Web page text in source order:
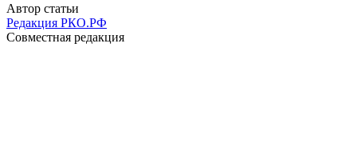
Автор статьи
Редакция РКО.РФ
Совместная редакция